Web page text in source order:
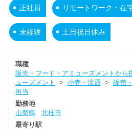
正社員 リモートワーク・在
未経験 土日祝日休み
職種
販売・フード・アミューズメントから
ューズメント
> 小売・流通 > 販売
担当
勤務地
山梨県
北杜市
最寄り駅